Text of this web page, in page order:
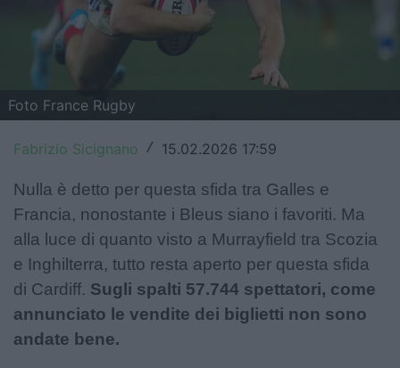
Premiership
Champions Cup
Challenge Cup
World Rugby
Rugby World Cup
Super Rugby
Rugby in TV
Mercato
Serie A Elite
Foto France Rugby
Fabrizio Sicignano / 15.02.2026 17:59
Nulla è detto per questa sfida tra Galles e
Francia, nonostante i Bleus siano i favoriti. Ma
alla luce di quanto visto a Murrayfield tra Scozia
e Inghilterra, tutto resta aperto per questa sfida
di Cardiff. Sugli spalti 57.744 spettatori, come
annunciato le vendite dei biglietti non sono
andate bene.